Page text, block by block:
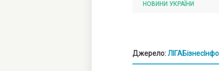
НОВИНИ УКРАЇНИ
Джерело: